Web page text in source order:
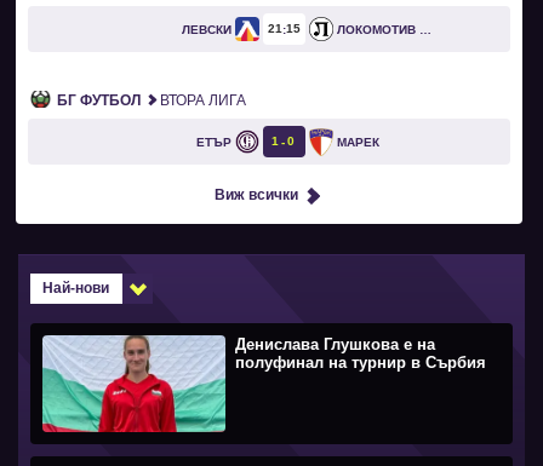
ЛЕВСКИ 21 15 ЛОКОМОТИВ ПЛОВДИВ
БГ ФУТБОЛ ВТОРА ЛИГА
ЕТЪР 1 0 МАРЕК
Виж всички
Най-нови
Денислава Глушкова е на
полуфинал на турнир в Сърбия